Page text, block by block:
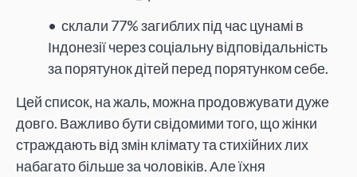
• склали 77% загиблих під час цунамі в
Індонезії через соціальну відповідальність
за порятунок дітей перед порятунком себе.
Цей список, на жаль, можна продовжувати дуже
довго. Важливо бути свідомими того, що жінки
страждають від змін клімату та стихійних лих
набагато більше за чоловіків. Але їхня